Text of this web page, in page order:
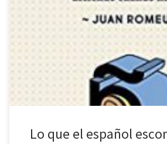
Hace año y medio reseñábamos aquí una
escribir correctamente (Palabras mayores:
infalibles para expresarse bien); pues bien,
acaba de publicar un nuevo título: Lo que
(Vox, 2017). Lo que esconde este libro es
Lo que el español